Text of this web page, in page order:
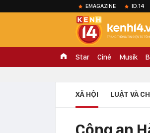
EMAGAZINE ID.14
Star Ciné Musik
XÃ HỘI LUẬT VÀ